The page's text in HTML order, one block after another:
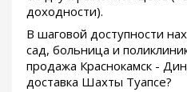
доходности).
В шаговой доступности
сад, больница и
продажа Краснокамск -
доставка Шахты Туапсе?